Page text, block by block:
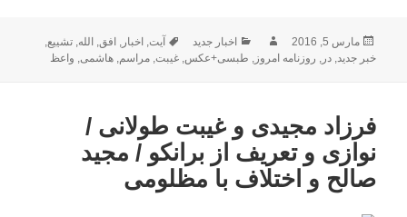
ارسال
شده
مارس 5, 2016 نویسندهدسته‌ها
اخبار جدید برچسب‌ها
آیت ,اخبار ,افق ,الله ,تشییع
خبر جدید ,در روزنامه امروز طبسی+عکس ,غیبت ,مراسم ,هاشمی واعظ
فرزاد مجیدی و غیبت طولانی /
نوازی و تعریف از برانکو / مجید
صالح و اختلاف با مظلومی